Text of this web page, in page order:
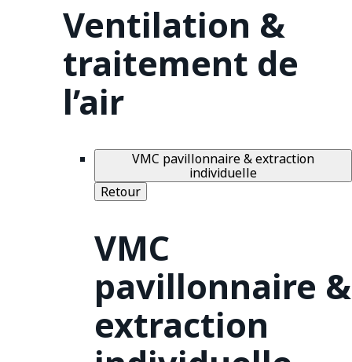
Ventilation &
traitement de
l’air
VMC pavillonnaire & extraction
individuelle
Retour
VMC
pavillonnaire &
extraction